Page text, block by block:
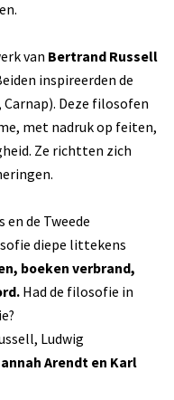
van Bertrand Russell
inspireerden de
Carnap). Deze filosofen
met nadruk op feiten,
Ze richtten zich
de Tweede
diepe littekens
boeken verbrand,
Had de filosofie in
Ludwig
Arendt en Karl